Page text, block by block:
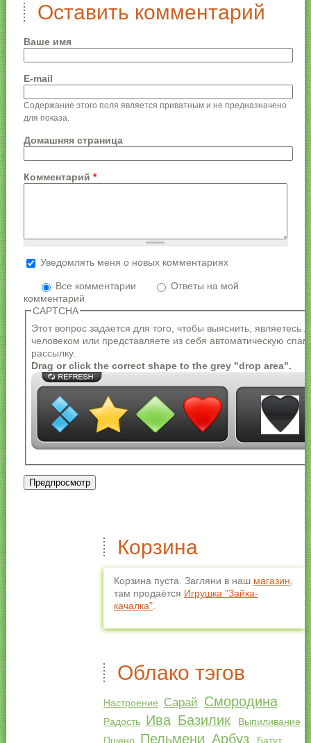
Оставить комментарий
Ваше имя
E-mail
Содержание этого поля является приватным и не предназначено
для показа.
Домашняя страница
Комментарий *
Более подробная информация о текстовых
форматах
Формат текста
Адреса страниц и электронной почты
автоматически преобразуются в ссылки.
Разрешённые HTML-теги: <a> <em> <strong> <cite>
<blockquote> <code> <ul> <ol> <li> <dl> <dt> <dd>
Строки и параграфы переносятся автоматически.
Уведомлять меня о новых комментариях
Все комментарии
Ответы на мой
комментарий
CAPTCHA
Этот вопрос задается для того, чтобы выяснить, являетесь
человеком или представляете из себя автоматическую
рассылку.
Drag or click the correct shape to the grey "drop area".
Корзина
Корзина пуста. Загляни в наш магазин,
там продаётся Игрушка "Зайка-
качалка".
Облако тэгов
Настроение Сарай Смородина
Радость Ива Базилик
Выпиливание
Пшено Пельмени Арбуз Батут